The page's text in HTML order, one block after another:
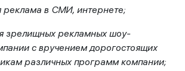
в СМИ, интернете;
рекламных шоу-
с вручением дорогостоящих
различных программ компании;